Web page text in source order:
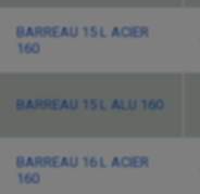
BARREAU 15 L ACIER
160
BARREAU 15 L ALU 160
BARREAU 16 L ACIER
160